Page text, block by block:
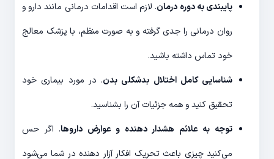
پایبندی به دوره درمان. لازم است اقدامات درمانی مانند دارو و
روان درمانی را جدی گرفته و به صورت منظم، با پزشک معالج
خود تماس داشته باشید.
شناسایی کامل اختلال بدشکلی بدن. در مورد بیماری خود
تحقیق کنید و همه جزئیات آن را بشناسید.
توجه به علائم هشدار دهنده و عوارض داروها. اگر حس
می‌کنید چیزی باعث تحریک افکار آزار دهنده در شما می‌شود